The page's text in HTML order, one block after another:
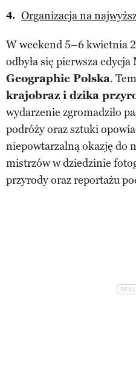
Organizacja na
W weekend 5–6 kwietnia
odbyła się pierwsza edycja
Geographic Polska.
krajobraz i dzika
wydarzenie zgromadziło
podróży oraz sztuki
niepowtarzalną okazję do
mistrzów w dziedzinie
przyrody oraz reportażu